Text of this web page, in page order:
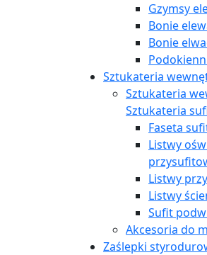
Gzymsy
Bonie
Bonie
Sztukateria
Sztukateria
Sztukateria
Faseta
Listwy
Listwy
Listwy
Sufit
Akcesoria do
Zaślepki